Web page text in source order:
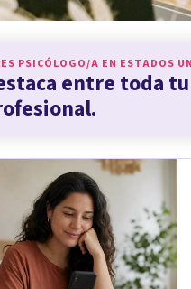
PSICÓLOGO/A EN ESTADOS
entre toda